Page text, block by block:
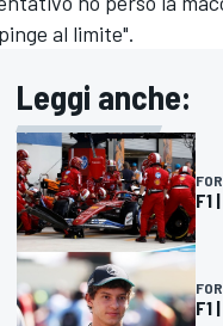
al limite".
Leggi anche:
F1
F1